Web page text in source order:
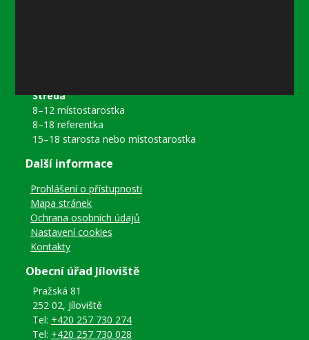
Středa
8–12 místostarostka
8–18 referentka
15–18 starosta nebo místostarostka
Další informace
Prohlášení o přístupnosti
Mapa stránek
Ochrana osobních údajů
Nastavení cookies
Kontakty
Obecní úřad Jíloviště
Pražská 81
252 02, Jíloviště
Tel: +420 257 730 274
Tel: +420 257 730 028